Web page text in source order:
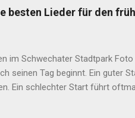
hieven. Sie tun jedenfalls
So toll er als Sidekick auch war.
besten Lieder für den
im Schwechater Stadtpark Foto
seinen Tag beginnt. Ein guter
Ein schlechter Start führt
Frage. Eine endgültige